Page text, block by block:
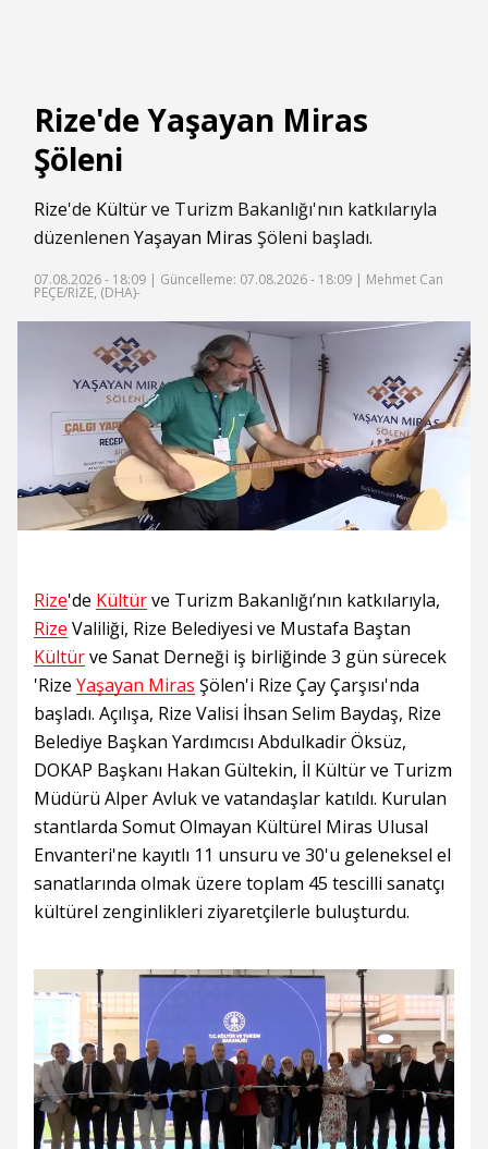
Rize'de Yaşayan Miras
Şöleni
Rize'de Kültürve Turizm Bakanlığı'nın katkılarıyla
düzenlenen Yaşayan Miras Şöleni başladı.
07.08.2026 - 18:09 | Güncelleme: 07.08.2026 - 18:09 | Mehmet Can
PEÇE/RİZE, (DHA)-
Rize'de Kültürve Turizm Bakanlığı’nın katkılarıyla,
Rize Valiliği, Rize Belediyesi ve Mustafa Baştan
Kültürve Sanat Derneği iş birliğinde 3 gün sürecek
'Rize Yaşayan Miras Şölen'i Rize Çay Çarşısı'nda
başladı. Açılışa, Rize Valisi İhsan Selim Baydaş, Rize
Belediye Başkan Yardımcısı Abdulkadir Öksüz,
DOKAP Başkanı Hakan Gültekin, İl Kültür ve Turizm
Müdürü Alper Avluk ve vatandaşlar katıldı. Kurulan
stantlarda Somut Olmayan Kültürel Miras Ulusal
Envanteri'ne kayıtlı 11 unsuru ve 30'u geleneksel el
sanatlarında olmak üzere toplam 45 tescilli sanatçı
kültürel zenginlikleri ziyaretçilerle buluşturdu.